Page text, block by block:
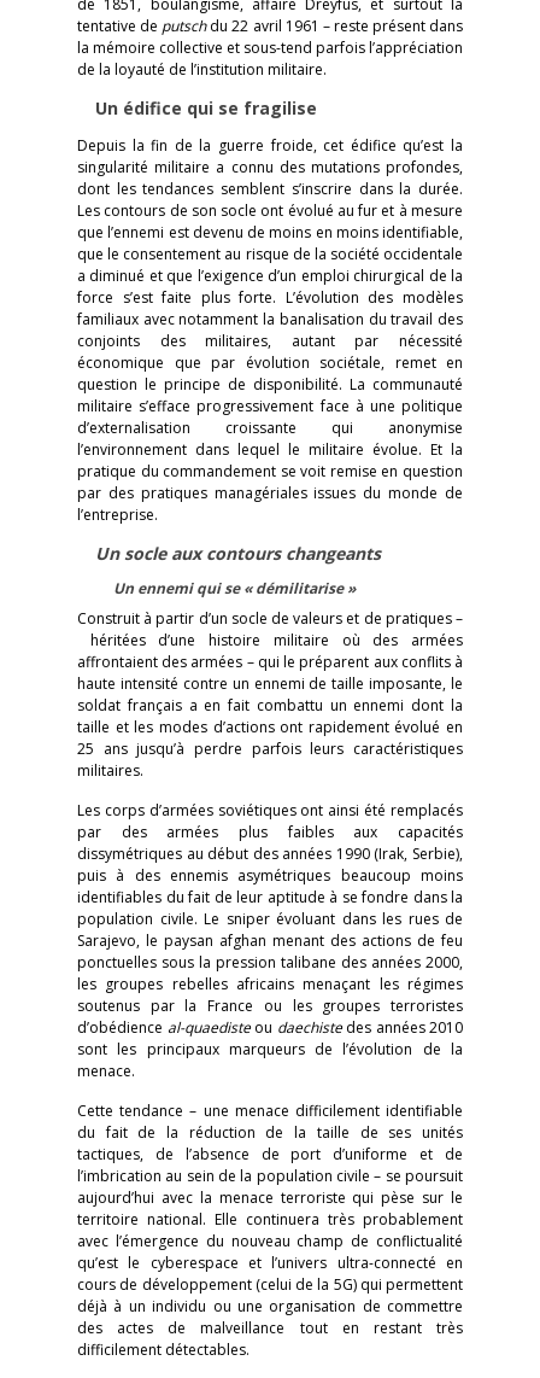
de 1851, boulangisme, affaire Dreyfus, et surtout la
tentative de putschdu 22 avril 1961 – reste présent dans
la mémoire collective et sous-tend parfois l’appréciation
de la loyauté de l’institution militaire.
Un édifice qui se fragilise
Depuis la fin de la guerre froide, cet édifice qu’est la
singularité militaire a connu des mutations profondes,
dont les tendances semblent s’inscrire dans la durée.
Les contours de son socle ont évolué au fur et à mesure
que l’ennemi est devenu de moins en moins identifiable,
que le consentement au risque de la société occidentale
a diminué et que l’exigence d’un emploi chirurgical de la
force s’est faite plus forte. L’évolution des modèles
familiaux avec notamment la banalisation du travail des
conjoints des militaires, autant par nécessité
économique que par évolution sociétale, remet en
question le principe de disponibilité. La communauté
militaire s’efface progressivement face à une politique
d’externalisation croissante qui anonymise
l’environnement dans lequel le militaire évolue. Et la
pratique du commandement se voit remise en question
par des pratiques managériales issues du monde de
l’entreprise.
Un socle aux contours changeants
Un ennemi qui se « démilitarise »
Construit à partir d’un socle de valeurs et de pratiques –
héritées d’une histoire militaire où des armées
affrontaient des armées – qui le préparent aux conflits à
haute intensité contre un ennemi de taille imposante, le
soldat français a en fait combattu un ennemi dont la
taille et les modes d’actions ont rapidement évolué en
25 ans jusqu’à perdre parfois leurs caractéristiques
militaires.
Les corps d’armées soviétiques ont ainsi été remplacés
par des armées plus faibles aux capacités
dissymétriques au début des années 1990 (Irak, Serbie),
puis à des ennemis asymétriques beaucoup moins
identifiables du fait de leur aptitude à se fondre dans la
population civile. Le sniper évoluant dans les rues de
Sarajevo, le paysan afghan menant des actions de feu
ponctuelles sous la pression talibane des années 2000,
les groupes rebelles africains menaçant les régimes
soutenus par la France ou les groupes terroristes
d’obédience al-quaedisteou daechistedes années 2010
sont les principaux marqueurs de l’évolution de la
menace.
Cette tendance – une menace difficilement identifiable
du fait de la réduction de la taille de ses unités
tactiques, de l’absence de port d’uniforme et de
l’imbrication au sein de la population civile – se poursuit
aujourd’hui avec la menace terroriste qui pèse sur le
territoire national. Elle continuera très probablement
avec l’émergence du nouveau champ de conflictualité
qu’est le cyberespace et l’univers ultra-connecté en
cours de développement (celui de la 5G) qui permettent
déjà à un individu ou une organisation de commettre
des actes de malveillance tout en restant très
difficilement détectables.